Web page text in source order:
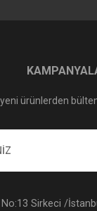
ürünlerden
Sirkeci /